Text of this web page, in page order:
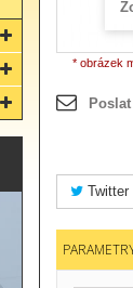
* obrázek
Twitter